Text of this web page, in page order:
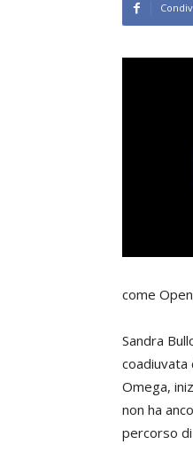
come
Sandra
coadiuvata
Omega,
non ha
percorso